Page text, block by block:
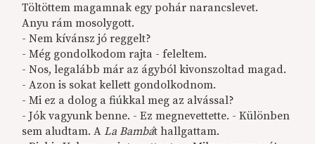
Töltöttem magamnak egy pohár narancslevet.
Anyu rám mosolygott.
- Nem kívánsz jó reggelt?
- Még gondolkodom rajta - feleltem.
- Nos, legalább már az ágyból kivonszoltad magad.
- Azon is sokat kellett gondolkodnom.
- Mi ez a dolog a fiúkkal meg az alvással?
- Jók vagyunk benne. - Ez megnevettette. - Különben
sem aludtam. ALa Bambát hallgattam.